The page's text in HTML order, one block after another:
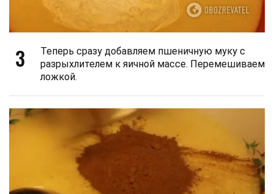
3
Теперь сразу добавляем пшеничную муку с
разрыхлителем к яичной массе. Перемешиваем
ложкой.